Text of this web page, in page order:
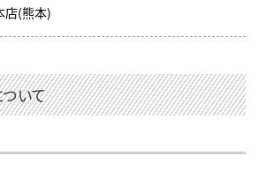
店(熊本)
いて